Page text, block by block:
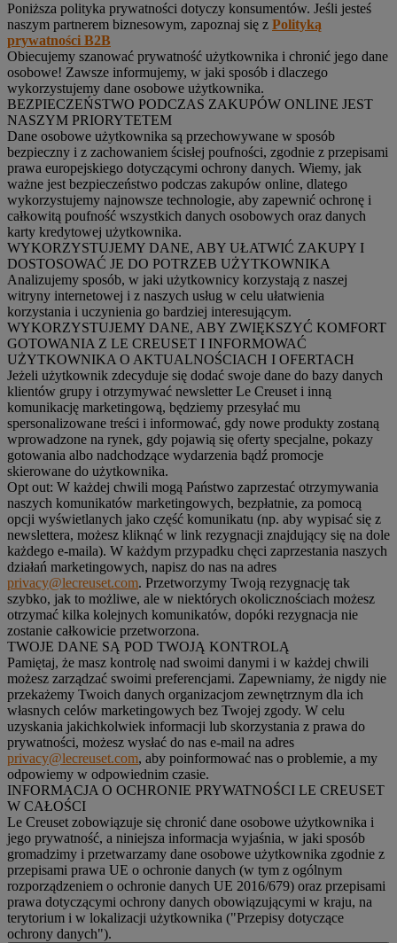
Poniższa polityka prywatności dotyczy konsumentów. Jeśli jesteś
naszym partnerem biznesowym, zapoznaj się z Polityką
prywatności B2B
Obiecujemy szanować prywatność użytkownika i chronić jego dane
osobowe! Zawsze informujemy, w jaki sposób i dlaczego
wykorzystujemy dane osobowe użytkownika.
BEZPIECZEŃSTWO PODCZAS ZAKUPÓW ONLINE JEST
NASZYM PRIORYTETEM
Dane osobowe użytkownika są przechowywane w sposób
bezpieczny i z zachowaniem ścisłej poufności, zgodnie z przepisami
prawa europejskiego dotyczącymi ochrony danych. Wiemy, jak
ważne jest bezpieczeństwo podczas zakupów online, dlatego
wykorzystujemy najnowsze technologie, aby zapewnić ochronę i
całkowitą poufność wszystkich danych osobowych oraz danych
karty kredytowej użytkownika.
WYKORZYSTUJEMY DANE, ABY UŁATWIĆ ZAKUPY I
DOSTOSOWAĆ JE DO POTRZEB UŻYTKOWNIKA
Analizujemy sposób, w jaki użytkownicy korzystają z naszej
witryny internetowej i z naszych usług w celu ułatwienia
korzystania i uczynienia go bardziej interesującym.
WYKORZYSTUJEMY DANE, ABY ZWIĘKSZYĆ KOMFORT
GOTOWANIA Z LE CREUSET I INFORMOWAĆ
UŻYTKOWNIKA O AKTUALNOŚCIACH I OFERTACH
Jeżeli użytkownik zdecyduje się dodać swoje dane do bazy danych
klientów grupy i otrzymywać newsletter Le Creuset i inną
komunikację marketingową, będziemy przesyłać mu
spersonalizowane treści i informować, gdy nowe produkty zostaną
wprowadzone na rynek, gdy pojawią się oferty specjalne, pokazy
gotowania albo nadchodzące wydarzenia bądź promocje
skierowane do użytkownika.
Opt out: W każdej chwili mogą Państwo zaprzestać otrzymywania
naszych komunikatów marketingowych, bezpłatnie, za pomocą
opcji wyświetlanych jako część komunikatu (np. aby wypisać się z
newslettera, możesz kliknąć w link rezygnacji znajdujący się na dole
każdego e-maila). W każdym przypadku chęci zaprzestania naszych
działań marketingowych, napisz do nas na adres
privacy@lecreuset.com. Przetworzymy Twoją rezygnację tak
szybko, jak to możliwe, ale w niektórych okolicznościach możesz
otrzymać kilka kolejnych komunikatów, dopóki rezygnacja nie
zostanie całkowicie przetworzona.
TWOJE DANE SĄ POD TWOJĄ KONTROLĄ
Pamiętaj, że masz kontrolę nad swoimi danymi i w każdej chwili
możesz zarządzać swoimi preferencjami. Zapewniamy, że nigdy nie
przekażemy Twoich danych organizacjom zewnętrznym dla ich
własnych celów marketingowych bez Twojej zgody. W celu
uzyskania jakichkolwiek informacji lub skorzystania z prawa do
prywatności, możesz wysłać do nas e-mail na adres
privacy@lecreuset.com, aby poinformować nas o problemie, a my
odpowiemy w odpowiednim czasie.
INFORMACJA O OCHRONIE PRYWATNOŚCI LE CREUSET
W CAŁOŚCI
Le Creuset zobowiązuje się chronić dane osobowe użytkownika i
jego prywatność, a niniejsza informacja wyjaśnia, w jaki sposób
gromadzimy i przetwarzamy dane osobowe użytkownika zgodnie z
przepisami prawa UE o ochronie danych (w tym z ogólnym
rozporządzeniem o ochronie danych UE 2016/679) oraz przepisami
prawa dotyczącymi ochrony danych obowiązującymi w kraju, na
terytorium i w lokalizacji użytkownika ("Przepisy dotyczące
ochrony danych").